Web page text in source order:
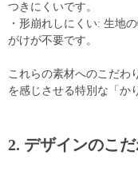
つきにくいです。
・形崩れしにくい: 生地
がけが不要です。
これらの素材へのこだわ
を感じさせる特別な「か
2. デザインのこ